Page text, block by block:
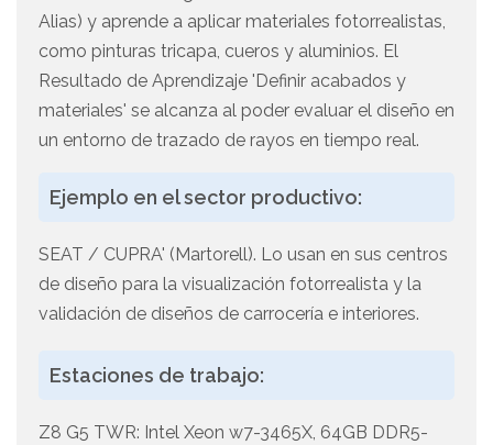
Alias) y aprende a aplicar materiales fotorrealistas,
como pinturas tricapa, cueros y aluminios. El
Resultado de Aprendizaje 'Definir acabados y
materiales' se alcanza al poder evaluar el diseño en
un entorno de trazado de rayos en tiempo real.
Ejemplo en el sector productivo:
SEAT / CUPRA' (Martorell). Lo usan en sus centros
de diseño para la visualización fotorrealista y la
validación de diseños de carrocería e interiores.
Estaciones de trabajo:
Z8 G5 TWR: Intel Xeon w7-3465X, 64GB DDR5-